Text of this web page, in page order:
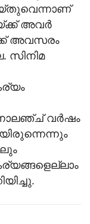
അവര്‍
അവസരം
സിനിമ
നാലഞ്ച് വര്‍ഷം